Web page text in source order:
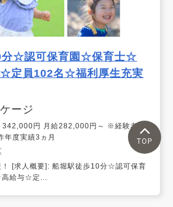
分☆認可保育園☆保育士☆
定員102名☆福利厚生充実
ージ
342,000円 月給282,000円～ ※経験考慮
度実績3ヵ月
！ [求人概要]: 船堀駅徒歩10分☆認可保育
給与☆定...
TOP